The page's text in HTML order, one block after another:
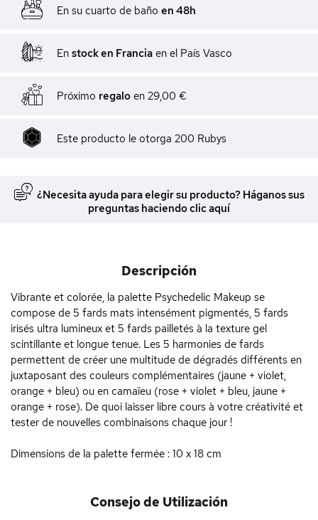
En su cuarto de baño en 48h
En stock en Francia en el País Vasco
Próximo regalo en 29,00 €
Este producto le otorga 200 Rubys
¿Necesita ayuda para elegir su producto? Háganos sus
preguntas haciendo clic aquí
Descripción
Vibrante et colorée, la palette Psychedelic Makeup se
compose de 5 fards mats intensément pigmentés, 5 fards
irisés ultra lumineux et 5 fards pailletés à la texture gel
scintillante et longue tenue. Les 5 harmonies de fards
permettent de créer une multitude de dégradés différents en
juxtaposant des couleurs complémentaires (jaune + violet,
orange + bleu) ou en camaïeu (rose + violet + bleu, jaune +
orange + rose). De quoi laisser libre cours à votre créativité et
tester de nouvelles combinaisons chaque jour !
Dimensions de la palette fermée : 10 x 18 cm
Consejo de Utilización